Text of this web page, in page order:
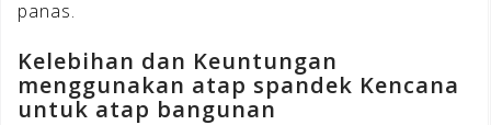
panas.
Kelebihan dan Keuntungan
menggunakan atap spandek Kencana
untuk atap bangunan